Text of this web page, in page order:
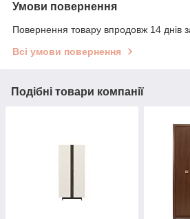
Умови повернення
Повернення товару впродовж 14 днів
Всі умови повернення
Подібні товари компанії